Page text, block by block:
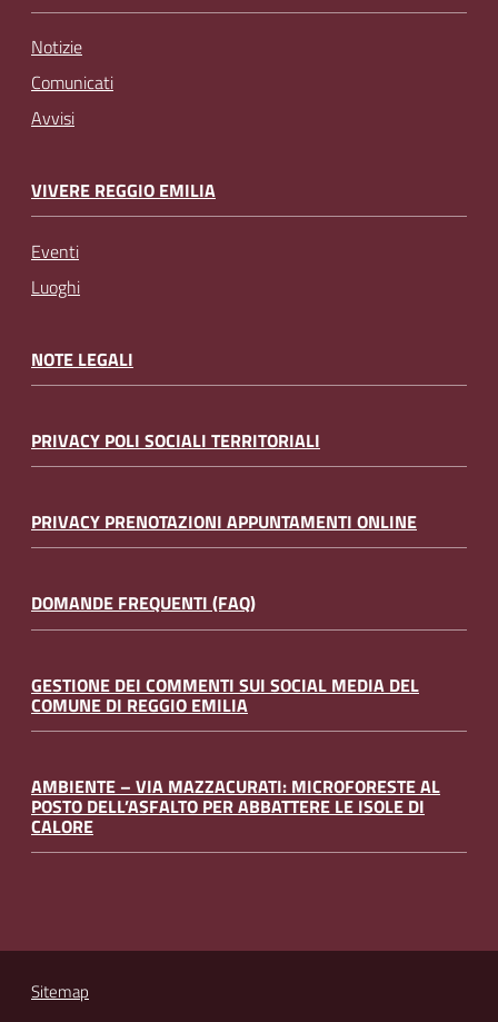
Notizie
Comunicati
Avvisi
VIVERE REGGIO EMILIA
Eventi
Luoghi
NOTE LEGALI
PRIVACY POLI SOCIALI TERRITORIALI
PRIVACY PRENOTAZIONI APPUNTAMENTI ONLINE
DOMANDE FREQUENTI (FAQ)
GESTIONE DEI COMMENTI SUI SOCIAL MEDIA DEL
COMUNE DI REGGIO EMILIA
AMBIENTE – VIA MAZZACURATI: MICROFORESTE AL
POSTO DELL’ASFALTO PER ABBATTERE LE ISOLE DI
CALORE
Sitemap